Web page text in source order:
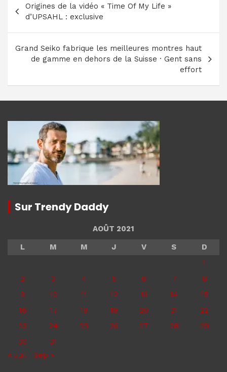
de
l’article
Origines de la vidéo « Time Of My Life »
d’UPSAHL : exclusive
Grand Seiko fabrique les meilleures montres haut
de gamme en dehors de la Suisse · Gent sans
effort
Sur Trendy Daddy
AOÛT 2021
L
M M J V S
D
1
2
3 4 5 6 7
8
9
10 11 12 13 14
15
16
17 18 19 20 21
22
23
24 25 26 27 28
29
30
31
« Juil
Sep »